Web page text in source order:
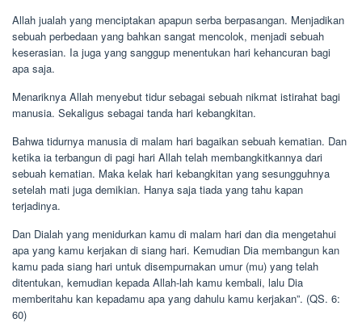
Allah jualah yang menciptakan apapun serba berpasangan. Menjadikan
sebuah perbedaan yang bahkan sangat mencolok, menjadi sebuah
keserasian. Ia juga yang sanggup menentukan hari kehancuran bagi
apa saja.
Menariknya Allah menyebut tidur sebagai sebuah nikmat istirahat bagi
manusia. Sekaligus sebagai tanda hari kebangkitan.
Bahwa tidurnya manusia di malam hari bagaikan sebuah kematian. Dan
ketika ia terbangun di pagi hari Allah telah membangkitkannya dari
sebuah kematian. Maka kelak hari kebangkitan yang sesungguhnya
setelah mati juga demikian. Hanya saja tiada yang tahu kapan
terjadinya.
Dan Dialah yang menidurkan kamu di malam hari dan dia mengetahui
apa yang kamu kerjakan di siang hari. Kemudian Dia membangun kan
kamu pada siang hari untuk disempurnakan umur (mu) yang telah
ditentukan, kemudian kepada Allah-lah kamu kembali, lalu Dia
memberitahu kan kepadamu apa yang dahulu kamu kerjakan”. (QS. 6:
60)